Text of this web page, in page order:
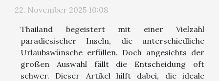
22. November 2025 10:08
Thailand begeistert mit einer Vielzahl
paradiesischer Inseln, die unterschiedliche
Urlaubswünsche erfüllen. Doch angesichts der
großen Auswahl fällt die Entscheidung oft
schwer. Dieser Artikel hilft dabei, die ideale